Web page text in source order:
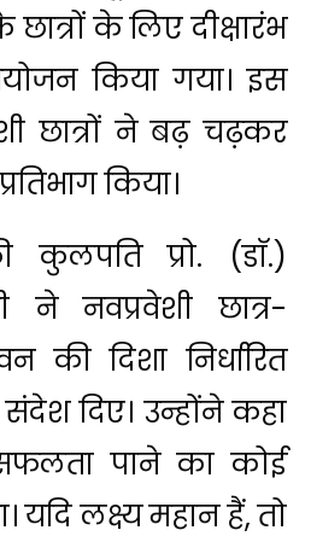
के लिए दीक्षारंभ
किया गया। इस
छात्रों ने बढ़ चढ़कर
किया।
कुलपति प्रो. (डाॅ.)
नवप्रवेशी छात्र-
की दिशा निर्धारित
दिए। उन्होंने कहा
पाने का कोई
यदि लक्ष्य महान हैं, तो